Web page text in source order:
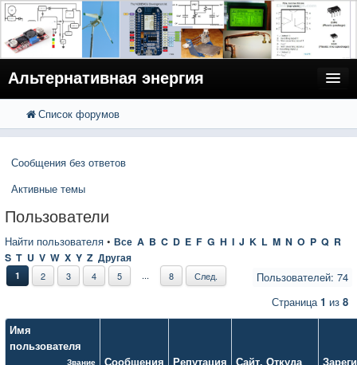
Альтернативная энергия
FAQ
Вход
Расширенный поиск
Список форумов
Сообщения без ответов
Активные темы
Пользователи
Найти пользователя • Все A B C D E F G H I J K L M N O P Q R
S T U V W X Y Z Другая
Пользователей: 74
1 2 3 4 5 ... 8 След.
Страница1 из 8
Имя
пользователя
Звание Сообщения Репутация Сайт, Откуда